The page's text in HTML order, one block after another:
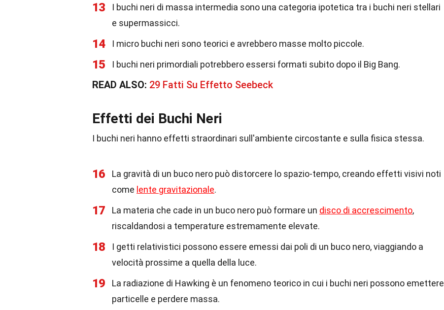
13
I buchi neri di massa intermedia sono una categoria ipotetica tra i buchi neri stellari
e supermassicci.
14 I micro buchi neri sono teorici e avrebbero masse molto piccole.
15 I buchi neri primordiali potrebbero essersi formati subito dopo il Big Bang.
READ ALSO: 29 Fatti Su Effetto Seebeck
Effetti dei Buchi Neri
I buchi neri hanno effetti straordinari sull'ambiente circostante e sulla fisica stessa.
16
La gravità di un buco nero può distorcere lo spazio-tempo, creando effetti visivi noti
come lente gravitazionale.
17 La materia che cade in un buco nero può formare un disco di accrescimento,
riscaldandosi a temperature estremamente elevate.
18
I getti relativistici possono essere emessi dai poli di un buco nero, viaggiando a
velocità prossime a quella della luce.
19
La radiazione di Hawking è un fenomeno teorico in cui i buchi neri possono emettere
particelle e perdere massa.